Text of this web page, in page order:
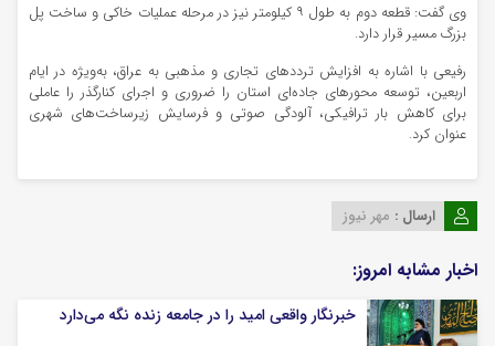
وی گفت: قطعه دوم به طول ۹ کیلومتر نیز در مرحله عملیات خاکی و ساخت پل
بزرگ مسیر قرار دارد.
رفیعی با اشاره به افزایش ترددهای تجاری و مذهبی به عراق، به‌ویژه در ایام
اربعین، توسعه محورهای جاده‌ای استان را ضروری و اجرای کنارگذر را عاملی
برای کاهش بار ترافیکی، آلودگی صوتی و فرسایش زیرساخت‌های شهری
عنوان کرد.
ارسال : مهر نیوز
اخبار مشابه امروز:
خبرنگار واقعی امید را در جامعه زنده نگه می‌دارد